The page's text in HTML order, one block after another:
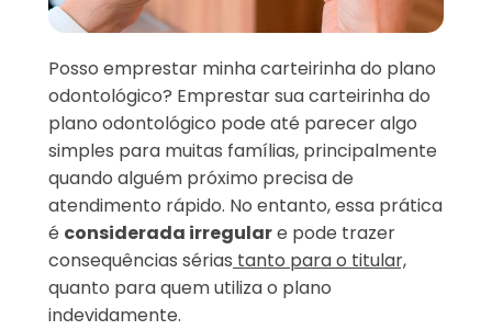
Posso emprestar minha carteirinha do plano
odontológico? Emprestar sua carteirinha do
plano odontológico pode até parecer algo
simples para muitas famílias, principalmente
quando alguém próximo precisa de
atendimento rápido. No entanto, essa prática
é considerada irregulare pode trazer
consequências sérias tanto para o titular,
quanto para quem utiliza o plano
indevidamente.